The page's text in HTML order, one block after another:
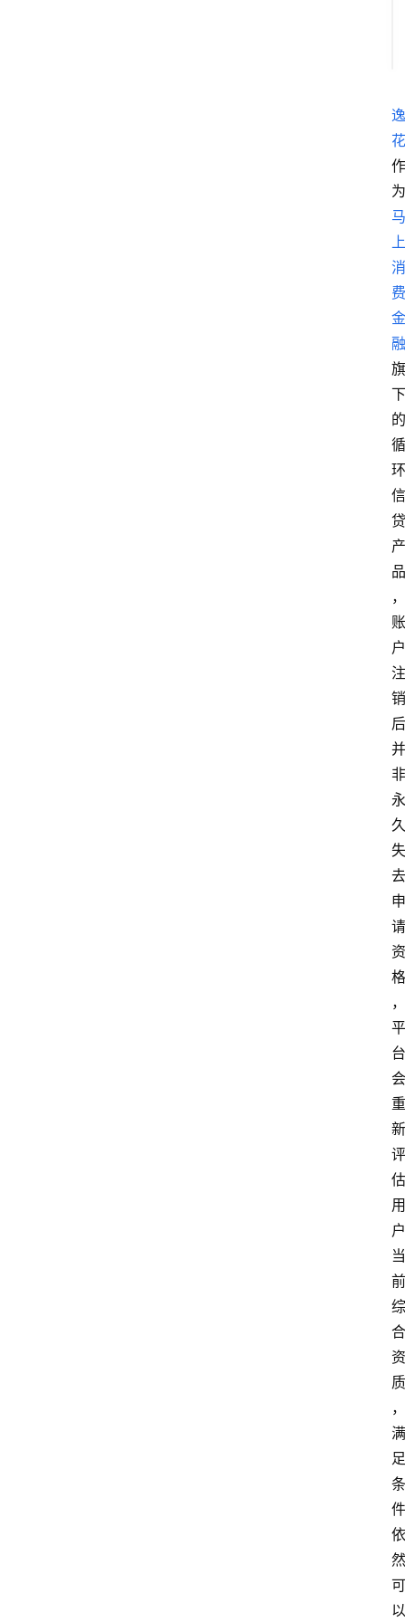
逸
花
作
为
马
上
消
费
金
融
旗
下
的
循
环
信
贷
产
品
，
账
户
注
销
后
并
非
永
久
失
去
申
请
资
格
，
平
台
会
重
新
评
估
用
户
当
前
综
合
资
质
，
满
足
条
件
依
然
可
以